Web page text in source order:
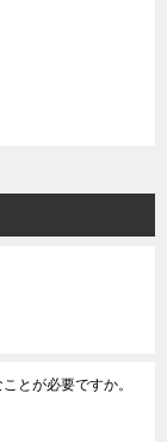
とが必要ですか。